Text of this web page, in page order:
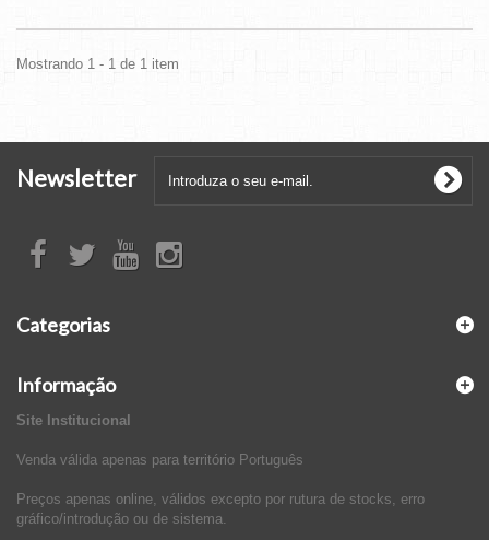
Mostrando 1 - 1 de 1 item
Newsletter
Categorias
Informação
Site Institucional
Venda válida apenas para território Português
Preços apenas online, válidos excepto por rutura de stocks, erro
gráfico/introdução ou de sistema.